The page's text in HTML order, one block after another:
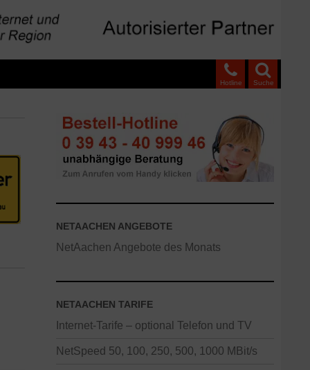
Suche
Hotline
NETAACHEN ANGEBOTE
NetAachen Angebote des Monats
NETAACHEN TARIFE
Internet-Tarife – optional Telefon und TV
NetSpeed 50, 100, 250, 500, 1000 MBit/s